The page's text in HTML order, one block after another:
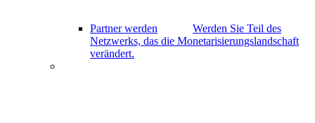
Partner werden
Werden Sie Teil des
Netzwerks, das die Monetarisierungslandschaft
verändert.